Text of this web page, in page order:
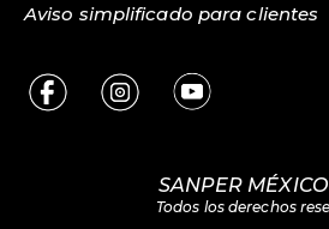
Aviso simplificado para clientes
SANPER
Todos los derechos